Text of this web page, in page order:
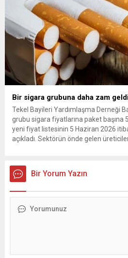
Bir sigara grubuna daha zam
Tekel Bayileri Yardımlaşma Derneği
grubu sigara fiyatlarına paket başına 5
yeni fiyat listesinin 5 Haziran 2026
açıkladı. Sektörün önde gelen
Yardımlaşma...
Bir Yorum Yazın